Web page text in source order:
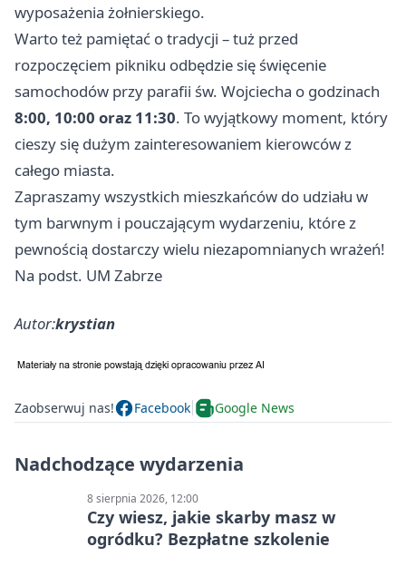
wyposażenia żołnierskiego.
Warto też pamiętać o tradycji – tuż przed
rozpoczęciem pikniku odbędzie się święcenie
samochodów przy parafii św. Wojciecha o godzinach
8:00, 10:00 oraz 11:30. To wyjątkowy moment, który
cieszy się dużym zainteresowaniem kierowców z
całego miasta.
Zapraszamy wszystkich mieszkańców do udziału w
tym barwnym i pouczającym wydarzeniu, które z
pewnością dostarczy wielu niezapomnianych wrażeń!
Na podst. UM Zabrze
Autor:krystian
Zaobserwuj nas! Facebook Google News
Nadchodzące wydarzenia
8 sierpnia 2026, 12:00
Czy wiesz, jakie skarby masz w
ogródku? Bezpłatne szkolenie